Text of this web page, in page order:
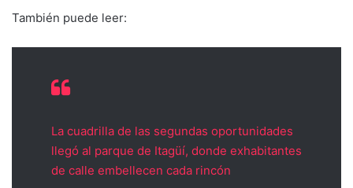
También puede leer:
La cuadrilla de las segundas oportunidades
llegó al parque de Itagüí, donde exhabitantes
de calle embellecen cada rincón